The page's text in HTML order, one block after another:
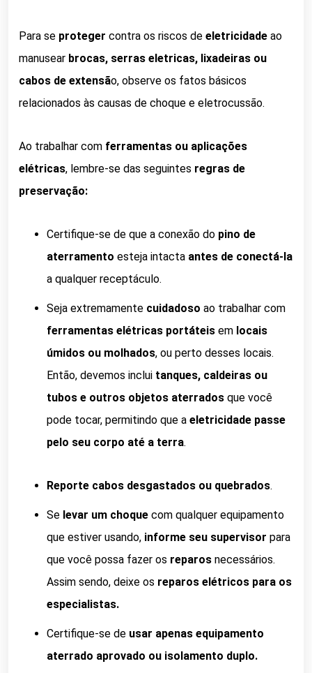
Para se proteger contra os riscos de eletricidade ao
manusear brocas, serras eletricas, lixadeiras ou
cabos de extensão, observe os fatos básicos
relacionados às causas de choque e eletrocussão.
Ao trabalhar com ferramentas ou aplicações
elétricas, lembre-se das seguintes regras de
preservação:
Certifique-se de que a conexão do pino de
aterramento esteja intacta antes de conectá-la
a qualquer receptáculo.
Seja extremamente cuidadoso ao trabalhar com
ferramentas elétricas portáteis em locais
úmidos ou molhados, ou perto desses locais.
Então, devemos inclui tanques, caldeiras ou
tubos e outros objetos aterrados que você
pode tocar, permitindo que a eletricidade passe
pelo seu corpo até a terra.
Reporte cabos desgastados ou quebrados.
Se levar um choque com qualquer equipamento
que estiver usando, informe seu supervisor para
que você possa fazer os reparos necessários.
Assim sendo, deixe os reparos elétricos para os
especialistas.
Certifique-se de usar apenas equipamento
aterrado aprovado ou isolamento duplo.